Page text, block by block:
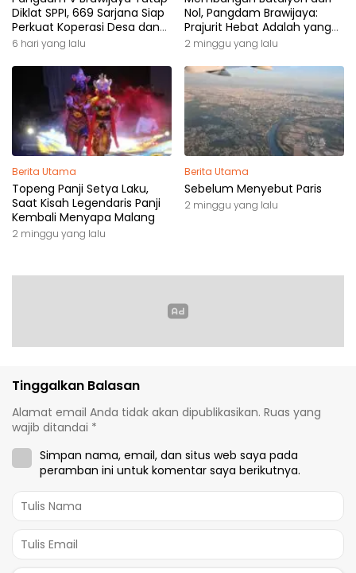
Diklat SPPI, 669 Sarjana Siap
Perkuat Koperasi Desa dan
Kampung Nelayan
6 hari yang lalu
Nol, Pangdam Brawijaya:
Prajurit Hebat Adalah yang
Dibutuhkan Rakyat
2 minggu yang lalu
Berita Utama
Topeng Panji Setya Laku,
Saat Kisah Legendaris Panji
Kembali Menyapa Malang
2 minggu yang lalu
Berita Utama
Sebelum Menyebut Paris
2 minggu yang lalu
Tinggalkan Balasan
Alamat email Anda tidak akan dipublikasikan. Ruas yang
wajib ditandai *
Simpan nama, email, dan situs web saya pada
peramban ini untuk komentar saya berikutnya.